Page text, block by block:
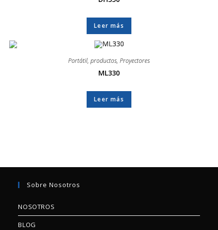
Leer más
Portátil, productos, Proyectores
ML330
Leer más
Sobre Nosotros
NOSOTROS
BLOG